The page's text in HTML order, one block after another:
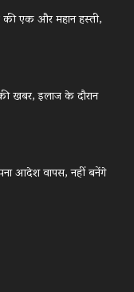
की एक और महान हस्ती,
खबर, इलाज के दौरान
आदेश वापस, नहीं बनेंगे